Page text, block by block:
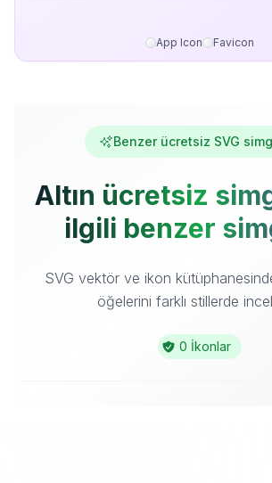
App Icon Favicon
Benzer ücretsiz SVG
Altın ücretsiz
ilgili benzer
SVG vektör ve ikon
öğelerini farklı stillerde
0 İkonlar